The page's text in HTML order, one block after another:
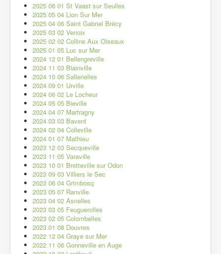
2025 06 01 St Vaast sur Seulles
2025 05 04 Lion Sur Mer
2025 04 06 Saint Gabriel Brécy
2025 03 02 Venoix
2025 02 02 Colline Aux Oiseaux
2025 01 05 Luc sur Mer
2024 12 01 Bellengreville
2024 11 03 Blainville
2024 10 06 Sallenelles
2024 09 01 Urville
2024 06 02 Le Locheur
2024 05 05 Bieville
2024 04 07 Martragny
2024 03 03 Bavent
2024 02 04 Colleville
2024 01 07 Mathieu
2023 12 03 Secqueville
2023 11 05 Varaville
2023 10 01 Bretteville sur Odon
2023 09 03 Villiers le Sec
2023 06 04 Grimbosq
2023 05 07 Ranville
2023 04 02 Asnelles
2023 03 05 Feuguerolles
2023 02 05 Colombelles
2023 01 08 Douvres
2022 12 04 Graye sur Mer
2022 11 06 Gonneville en Auge